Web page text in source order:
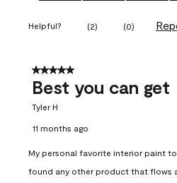
Helpful? (2) (0)
5 out of 5 stars.
Best you can get
Tyler H
11 months ago
My personal favorite interior paint
found any other product that flows